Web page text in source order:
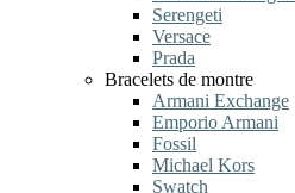
Serengeti
Versace
Prada
Bracelets de montre
Armani Exchange
Emporio Armani
Fossil
Michael Kors
Swatch